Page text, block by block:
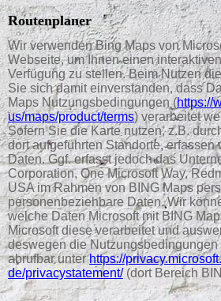
Routenplaner
Wir verwenden Bing Maps von
Webseite, um Ihnen einen
Verfügung zu stellen. Beim Nutzen
Sie sich damit einverstanden, dass
Maps Nutzungsbedingungen (https://
us/maps/product/terms) verarbeitet
Sofern Sie die Karte nutzen, z.B.
dort aufgeführten Standorte,
Daten. Ggf. erfasst jedoch das
Corporation, One Microsoft Way,
USA im Rahmen von BING Maps
personenbeziehbare Daten. Wir
welche Daten Microsoft mit BING
Microsoft diese verarbeitet und
deswegen die Nutzungsbedingungen
abrufbar unterhttps://
de/privacystatement/(dort Bereich